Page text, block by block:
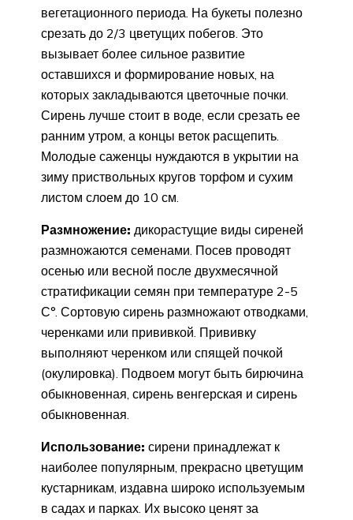
вегетационного периода. На букеты полезно
срезать до 2/3 цветущих побегов. Это
вызывает более сильное развитие
оставшихся и формирование новых, на
которых закладываются цветочные почки.
Сирень лучше стоит в воде, если срезать ее
ранним утром, а концы веток расщепить.
Молодые саженцы нуждаются в укрытии на
зиму приствольных кругов торфом и сухим
листом слоем до 10 см.
Размножение: дикорастущие виды сиреней
размножаются семенами. Посев проводят
осенью или весной после двухмесячной
стратификации семян при температуре 2-5
С°. Сортовую сирень размножают отводками,
черенками или прививкой. Прививку
выполняют черенком или спящей почкой
(окулировка). Подвоем могут быть бирючина
обыкновенная, сирень венгерская и сирень
обыкновенная.
Использование: сирени принадлежат к
наиболее популярным, прекрасно цветущим
кустарникам, издавна широко используемым
в садах и парках. Их высоко ценят за